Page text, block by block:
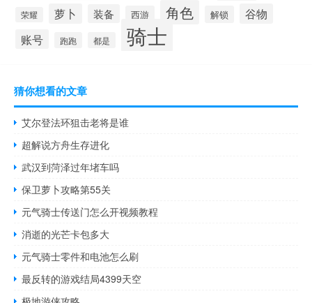
荣耀 萝卜 装备 西游 角色 解锁 谷物
账号 跑跑 都是 骑士
猜你想看的文章
艾尔登法环狙击老将是谁
超解说方舟生存进化
武汉到菏泽过年堵车吗
保卫萝卜攻略第55关
元气骑士传送门怎么开视频教程
消逝的光芒卡包多大
元气骑士零件和电池怎么刷
最反转的游戏结局4399天空